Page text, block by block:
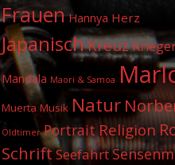
Frauen Hannya Herz
JapanischKreuz
Mandala Maori & Samoa
Muerta Musik Natur
Oldtimer Portrait Religion
SchriftSeefahrt